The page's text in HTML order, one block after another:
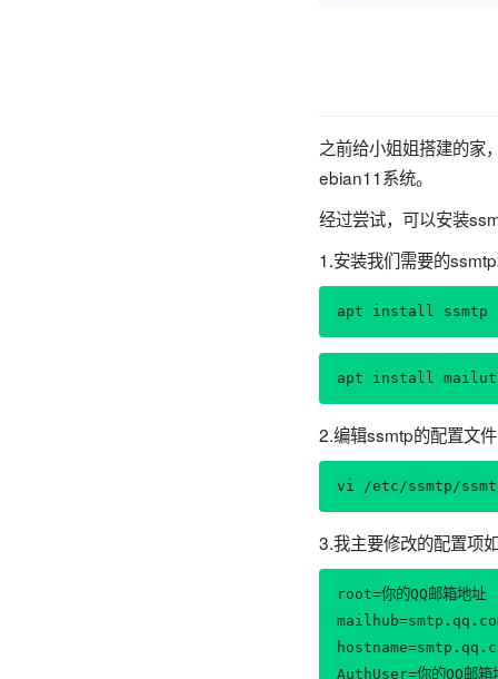
之前给小姐姐搭建的家
ebian11系统。
经过尝试，可以安装
1.安装我们需要的ssmtp
apt install ssmtp
apt install
2.编辑ssmtp的配置文件
vi /etc/ssmtp/
3.我主要修改的配置项如
root=你的QQ邮箱地址
AuthUser=你的QQ邮箱